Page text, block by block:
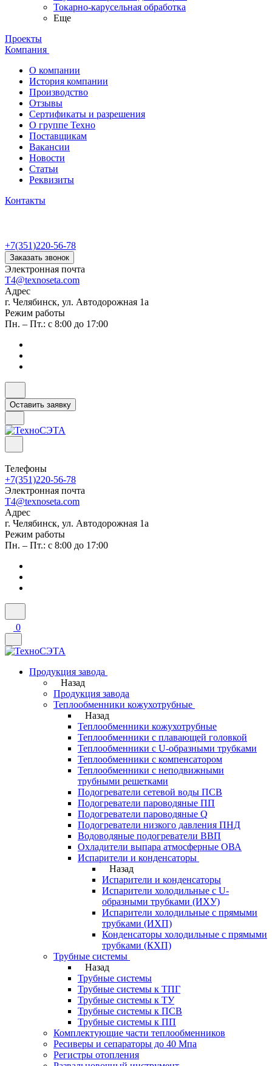
Токарно-карусельная обработка
Еще
Проекты
Компания
О компании
История компании
Производство
Отзывы
Сертификаты и разрешения
О группе Техно
Поставщикам
Вакансии
Новости
Статьи
Реквизиты
Контакты
+7(351)220-56-78
Заказать звонок
Электронная почта
T4@texnoseta.com
Адрес
г. Челябинск, ул. Автодорожная 1а
Режим работы
Пн. – Пт.: с 8:00 до 17:00
Оставить заявку
Телефоны
+7(351)220-56-78
Электронная почта
T4@texnoseta.com
Адрес
г. Челябинск, ул. Автодорожная 1а
Режим работы
Пн. – Пт.: с 8:00 до 17:00
0
Продукция завода
Назад
Продукция завода
Теплообменники кожухотрубные
Назад
Теплообменники кожухотрубные
Теплообменники с плавающей головкой
Теплообменники с U-образными трубками
Теплообменники с компенсатором
Теплообменники с неподвижными
трубными решетками
Подогреватели сетевой воды ПСВ
Подогреватели пароводяные ПП
Подогреватели пароводяные Q
Подогреватели низкого давления ПНД
Водоводяные подогреватели ВВП
Охладители выпара атмосферные ОВА
Испарители и конденсаторы
Назад
Испарители и конденсаторы
Испарители холодильные с U-
образными трубками (ИХУ)
Испарители холодильные с прямыми
трубками (ИХП)
Конденсаторы холодильные с прямыми
трубками (КХП)
Трубные системы
Назад
Трубные системы
Трубные системы к ТПГ
Трубные системы к ТУ
Трубные системы к ПСВ
Трубные системы к ПП
Комплектующие части теплообменников
Ресиверы и сепараторы до 40 Мпа
Регистры отопления